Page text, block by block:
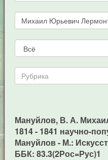
Мануйлов, В. А.
1814 - 1841 научно-
Мануйлов - М.:
ББК: 83.3(2Рос=Рус)1